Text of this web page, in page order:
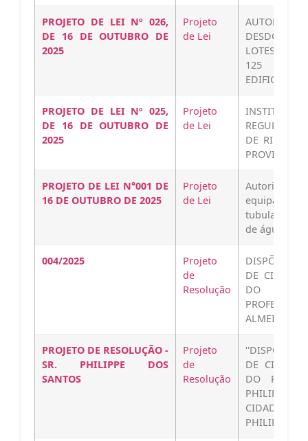
PROJETO DE LEI Nº 026,
DE 16 DE OUTUBRO DE
2025
Projeto
de Lei
AUTORIZA
LOTES NA
125 M²,
EDIFICADA,…
PROJETO DE LEI Nº 025,
DE 16 DE OUTUBRO DE
2025
Projeto
de Lei
DE RIBEIRA
PROJETO DE LEI N°001 DE
16 DE OUTUBRO DE 2025
Projeto
de Lei
Autoriza os
tubulação
de água
004/2025
Projeto
de
Resolução
DISPÕE
DE
DO
ALMEIDA
PROJETO DE RESOLUÇÃO -
SR. PHILIPPE DOS
SANTOS
Projeto
de
Resolução
''DISPÕE
DE
DO
PHILIPPE
CIDADAO-
PHILIPPE-